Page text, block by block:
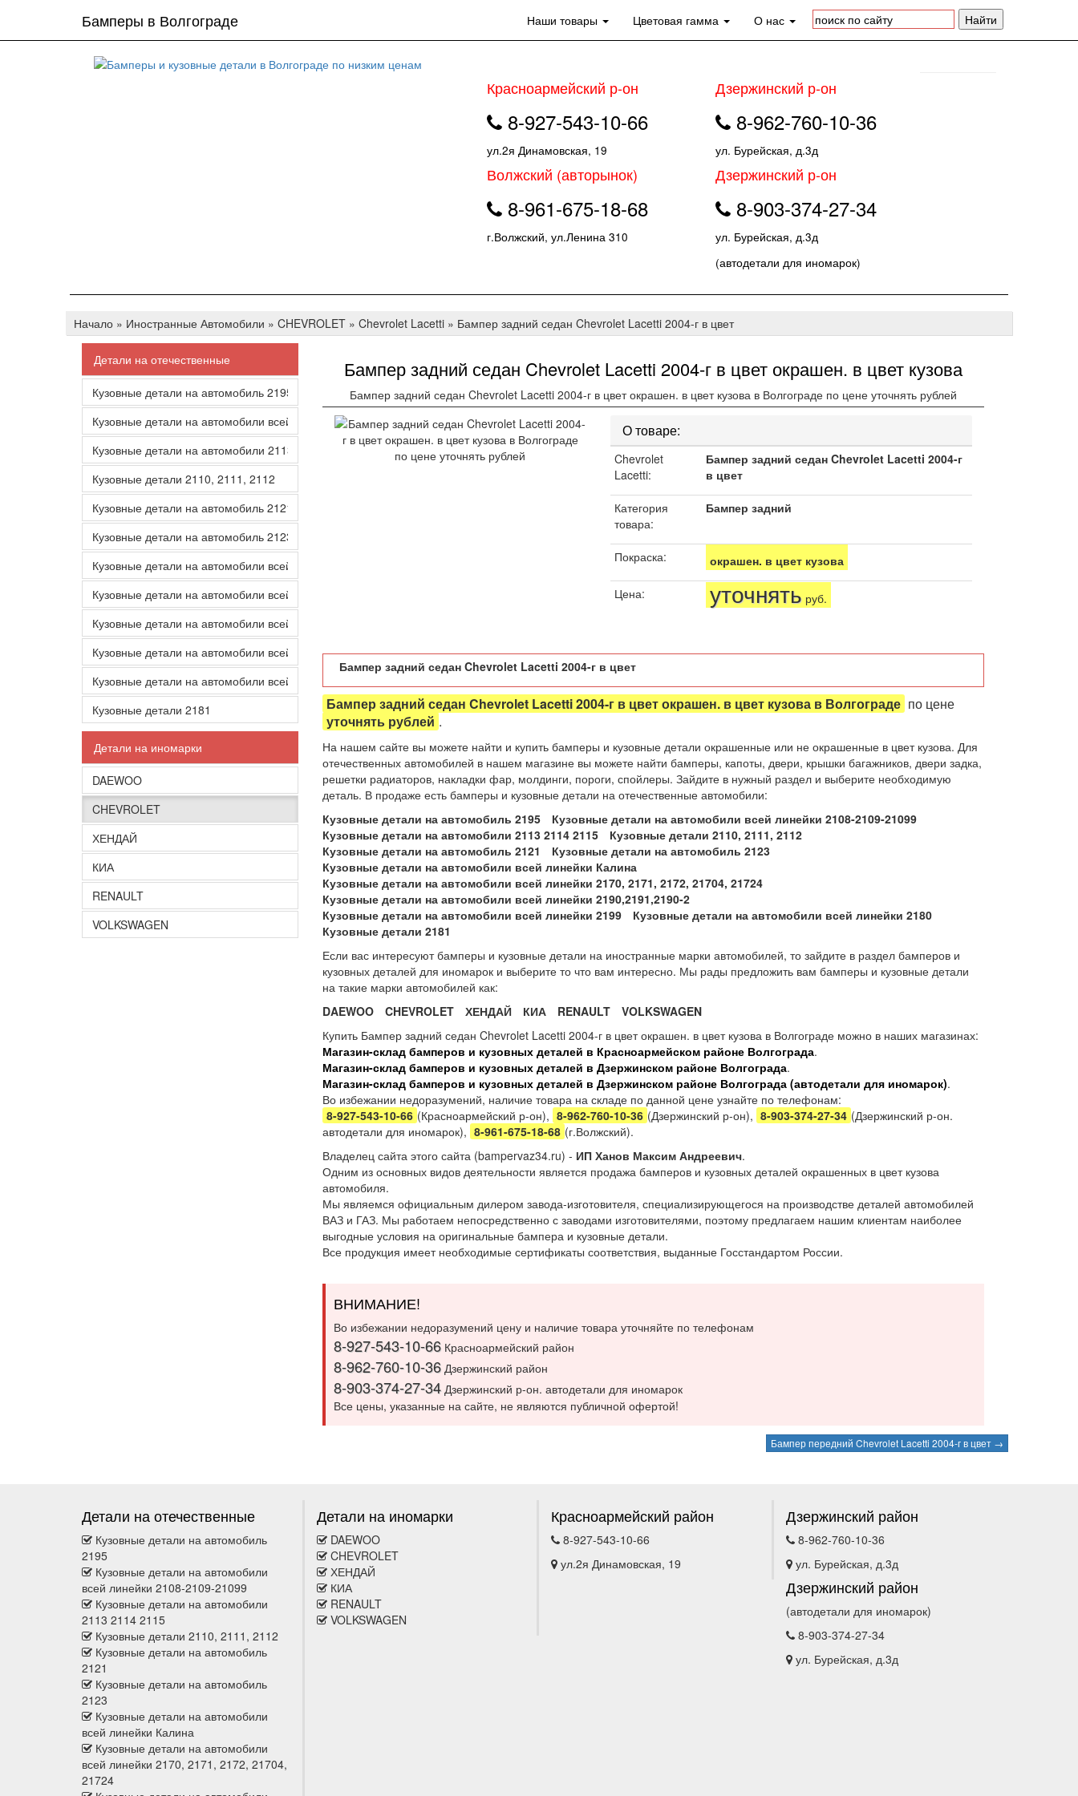
Бамперы в Волгограде Наши товары Цветовая гамма О нас
Красноармейский р-он
8-927-543-10-66
ул.2я Динамовская, 19
Волжский (авторынок)
8-961-675-18-68
г.Волжский, ул.Ленина 310
Дзержинский р-он
8-962-760-10-36
ул. Бурейская, д.3д
Дзержинский р-он
8-903-374-27-34
ул. Бурейская, д.3д
(автодетали для иномарок)
Начало » Иностранные Автомобили » CHEVROLET » Chevrolet Lacetti » Бампер задний седан Chevrolet Lacetti 2004-г в цвет
Детали на отечественные
Кузовные детали на автомобиль 2195
Кузовные детали на автомобили всей линейки 2108-2109-21099
Кузовные детали на автомобили 2113 2114 2115
Кузовные детали 2110, 2111, 2112
Кузовные детали на автомобиль 2121
Кузовные детали на автомобиль 2123
Кузовные детали на автомобили всей линейки Калина
Кузовные детали на автомобили всей линейки 2170, 2171, 2172, 21704, 21724
Кузовные детали на автомобили всей линейки 2190,2191,2190-2
Кузовные детали на автомобили всей линейки 2199
Кузовные детали на автомобили всей линейки 2180
Кузовные детали 2181
Детали на иномарки
DAEWOO
CHEVROLET
ХЕНДАЙ
КИА
RENAULT
VOLKSWAGEN
Бампер задний седан Chevrolet Lacetti 2004-г в цвет окрашен. в цвет кузова
Бампер задний седан Chevrolet Lacetti 2004-г в цвет окрашен. в цвет кузова в Волгограде по цене уточнять рублей
О товаре:
Chevrolet
Lacetti:
Бампер задний седан Chevrolet Lacetti 2004-г
в цвет
Категория
товара:
Бампер задний
Покраска: окрашен. в цвет кузова
Цена: уточнятьруб.
Бампер задний седан Chevrolet Lacetti 2004-г в цвет
Бампер задний седан Chevrolet Lacetti 2004-г в цвет окрашен. в цвет кузова в Волгограде по цене
уточнять рублей .
На нашем сайте вы можете найти и купить бамперы и кузовные детали окрашенные или не окрашенные в цвет кузова. Для
отечественных автомобилей в нашем магазине вы можете найти бамперы, капоты, двери, крышки багажников, двери задка,
решетки радиаторов, накладки фар, молдинги, пороги, спойлеры. Зайдите в нужный раздел и выберите необходимую
деталь. В продаже есть бамперы и кузовные детали на отечественные автомобили:
Кузовные детали на автомобиль 2195
Кузовные детали на автомобили всей линейки 2108-2109-21099
Кузовные детали на автомобили 2113 2114 2115
Кузовные детали 2110, 2111, 2112
Кузовные детали на автомобиль 2121
Кузовные детали на автомобиль 2123
Кузовные детали на автомобили всей линейки Калина
Кузовные детали на автомобили всей линейки 2170, 2171, 2172, 21704, 21724
Кузовные детали на автомобили всей линейки 2190,2191,2190-2
Кузовные детали на автомобили всей линейки 2199
Кузовные детали на автомобили всей линейки 2180
Кузовные детали 2181
Если вас интересуют бамперы и кузовные детали на иностранные марки автомобилей, то зайдите в раздел бамперов и
кузовных деталей для иномарок и выберите то что вам интересно. Мы рады предложить вам бамперы и кузовные детали
на такие марки автомобилей как:
DAEWOO
CHEVROLET ХЕНДАЙ КИА RENAULT
VOLKSWAGEN
Купить Бампер задний седан Chevrolet Lacetti 2004-г в цвет окрашен. в цвет кузова в Волгограде можно в наших магазинах:
Магазин-склад бамперов и кузовных деталей в Красноармейском районе Волгограда.
Магазин-склад бамперов и кузовных деталей в Дзержинском районе Волгограда.
Магазин-склад бамперов и кузовных деталей в Дзержинском районе Волгограда (автодетали для иномарок).
Во избежании недоразумений, наличие товара на складе по данной цене узнайте по телефонам:
8-927-543-10-66 (Красноармейский р-он), 8-962-760-10-36 (Дзержинский р-он), 8-903-374-27-34 (Дзержинский р-он.
автодетали для иномарок), 8-961-675-18-68 (г.Волжский).
Владелец сайта этого сайта (bampervaz34.ru) - ИП Ханов Максим Андреевич.
Одним из основных видов деятельности является продажа бамперов и кузовных деталей окрашенных в цвет кузова
автомобиля.
Мы являемся официальным дилером завода-изготовителя, специализирующегося на производстве деталей автомобилей
ВАЗ и ГАЗ. Мы работаем непосредственно с заводами изготовителями, поэтому предлагаем нашим клиентам наиболее
выгодные условия на оригинальные бампера и кузовные детали.
Все продукция имеет необходимые сертификаты соответствия, выданные Госстандартом России.
ВНИМАНИЕ!
Во избежании недоразумений цену и наличие товара уточняйте по телефонам
8-927-543-10-66 Красноармейский район
8-962-760-10-36 Дзержинский район
8-903-374-27-34 Дзержинский р-он. автодетали для иномарок
Все цены, указанные на сайте, не являются публичной офертой!
Бампер передний Chevrolet Lacetti 2004-г в цвет →
Детали на отечественные
Кузовные детали на автомобиль
2195
Кузовные детали на автомобили
всей линейки 2108-2109-21099
Кузовные детали на автомобили
2113 2114 2115
Кузовные детали 2110, 2111, 2112
Кузовные детали на автомобиль
2121
Кузовные детали на автомобиль
2123
Кузовные детали на автомобили
всей линейки Калина
Кузовные детали на автомобили
всей линейки 2170, 2171, 2172, 21704,
21724
Детали на иномарки
DAEWOO
CHEVROLET
ХЕНДАЙ
КИА
RENAULT
VOLKSWAGEN
Красноармейский район
8-927-543-10-66
ул.2я Динамовская, 19
Дзержинский район
8-962-760-10-36
ул. Бурейская, д.3д
Дзержинский район
(автодетали для иномарок)
8-903-374-27-34
ул. Бурейская, д.3д